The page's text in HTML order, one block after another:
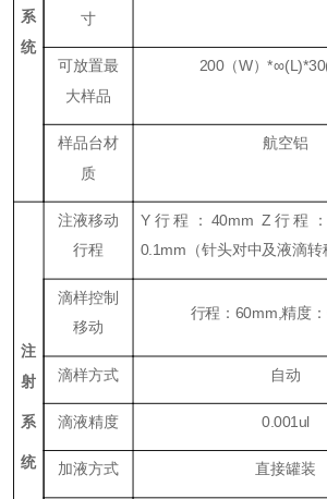
系
统
寸
可放置最
大样品
200（W）*∞
样品台材
质
航空铝
注
射
系
统
注液移动
行程
Y 行程：40mm Z 行程
0.1mm （针头对中及液滴转
滴样控制
移动
行程： 60mm, 精度：
滴样方式 自动
滴液精度 0.001ul
加液方式 直接罐装